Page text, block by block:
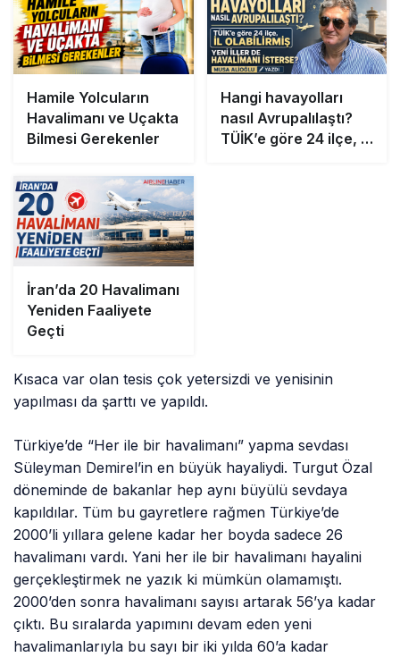
Hamile Yolcuların
Havalimanı ve Uçakta
Bilmesi Gerekenler
Hangi havayolları
nasıl Avrupalılaştı?
TÜİK’e göre 24 ilçe, il
İran’da 20 Havalimanı
Yeniden Faaliyete
Geçti
Kısaca var olan tesis çok yetersizdi ve yenisinin
yapılması da şarttı ve yapıldı.
Türkiye’de “Her ile bir havalimanı” yapma sevdası
Süleyman Demirel’in en büyük hayaliydi. Turgut Özal
döneminde de bakanlar hep aynı büyülü sevdaya
kapıldılar. Tüm bu gayretlere rağmen Türkiye’de
2000’li yıllara gelene kadar her boyda sadece 26
havalimanı vardı. Yani her ile bir havalimanı hayalini
gerçekleştirmek ne yazık ki mümkün olamamıştı.
2000’den sonra havalimanı sayısı artarak 56’ya kadar
çıktı. Bu sıralarda yapımını devam eden yeni
havalimanlarıyla bu sayı bir iki yılda 60’a kadar